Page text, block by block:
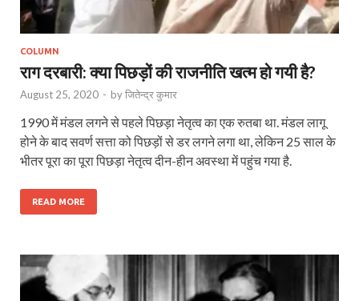
COLUMN
राग दरबारी: क्या पिछड़ों की राजनीति खत्म हो गयी है?
August 25, 2020 - byजितेन्द्र कुमार
1990 में मंडल लगने से पहले पिछड़ा नेतृत्व का एक रुतबा था. मंडल लागू
होने के बाद सवर्ण सत्ता को पिछड़ों से डर लगने लगा था, लेकिन 25 साल के
भीतर पूरा का पूरा पिछड़ा नेतृत्व दीन-हीन अवस्था में पहुंच गया है.
READ MORE